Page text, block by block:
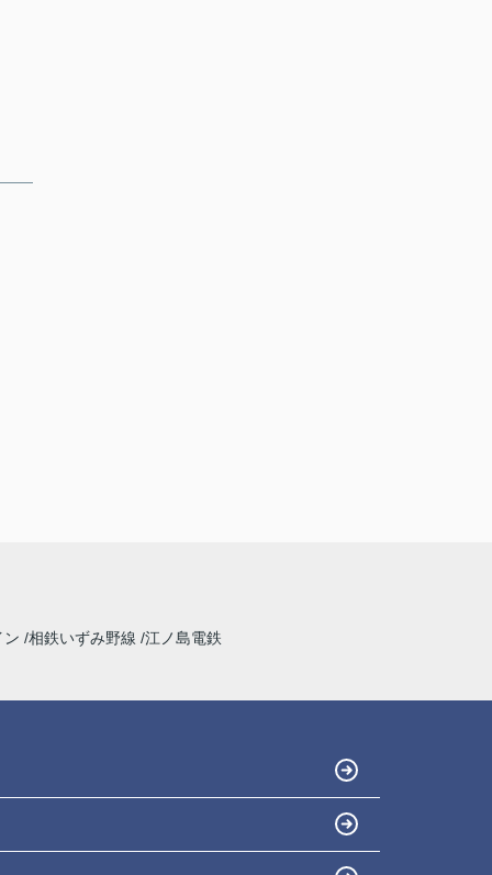
ン 相鉄いずみ野線 江ノ島電鉄